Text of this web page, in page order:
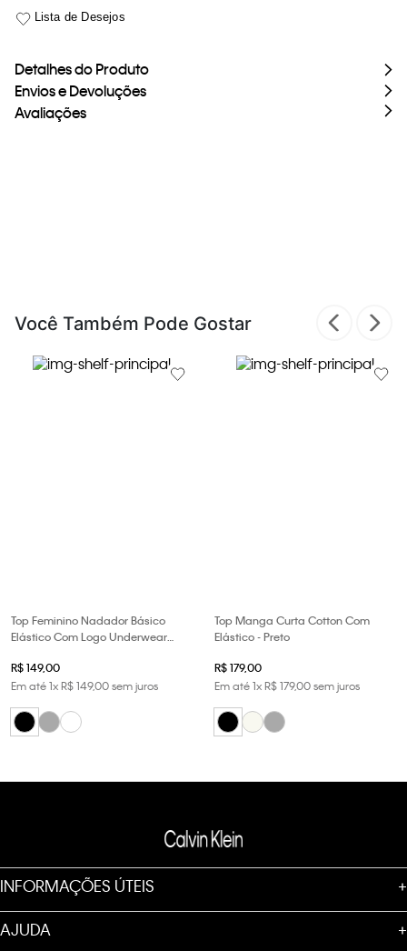
Detalhes do Produto
Envios e Devoluções
Avaliações
Você Também Pode Gostar
Top Feminino Nadador Básico
Elástico Com Logo Underwear
R$149,00
Em até1xR$149,00sem juros
Top Manga Curta Cotton Com
Elástico - Preto
R$179,00
Em até1xR$179,00sem juros
INFORMAÇÕES ÚTEIS +
AJUDA +